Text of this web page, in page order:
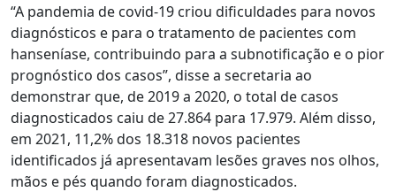
“A pandemia de covid-19 criou dificuldades para novos
diagnósticos e para o tratamento de pacientes com
hanseníase, contribuindo para a subnotificação e o pior
prognóstico dos casos”, disse a secretaria ao
demonstrar que, de 2019 a 2020, o total de casos
diagnosticados caiu de 27.864 para 17.979. Além disso,
em 2021, 11,2% dos 18.318 novos pacientes
identificados já apresentavam lesões graves nos olhos,
mãos e pés quando foram diagnosticados.